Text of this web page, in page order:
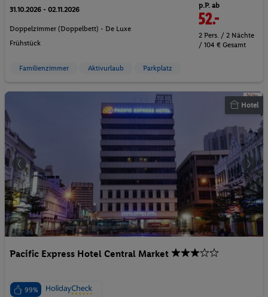
31.10.2026 - 02.11.2026
Doppelzimmer (Doppelbett) - De Luxe
Frühstück
p.P. ab
52.-
2 Pers. / 2 Nächte
/ 104 € Gesamt
Familienzimmer Aktivurlaub Parkplatz
Hotel
Pacific Express Hotel Central Market
99%